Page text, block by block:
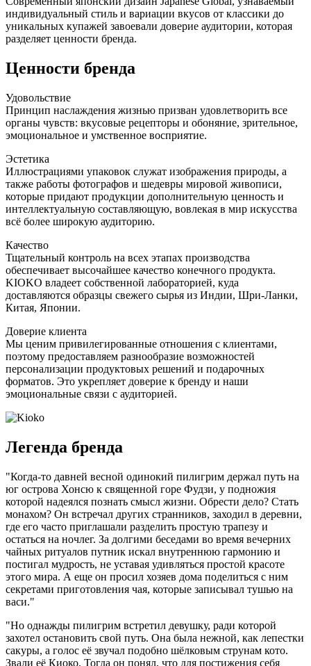
индивидуальный стиль и вариации вкусов от классики до
уникальных купажей завоевали доверие аудитории, которая
разделяет ценности бренда.
Ценности бренда
Удовольствие
Принцип наслаждения жизнью призван удовлетворить все
органы чувств: вкусовые рецепторы и обоняние, зрительное,
эмоциональное и умственное восприятие.
Эстетика
Иллюстрациями упаковок служат изображения природы, а
также работы фотографов и шедевры мировой живописи,
которые придают продукции дополнительную ценность и
интеллектуальную составляющую, вовлекая в мир искусства
всё более широкую аудиторию.
Качество
Тщательный контроль на всех этапах производства
обеспечивает высочайшее качество конечного продукта.
KIOKO владеет собственной лабораторией, куда
доставляются образцы свежего сырья из Индии, Шри-Ланки,
Китая, Японии.
Доверие клиента
Мы ценим привилегированные отношения с клиентами,
поэтому предоставляем разнообразие возможностей
персонализации продуктовых решений и подарочных
форматов. Это укрепляет доверие к бренду и наши
эмоциональные связи с аудиторией.
Легенда бренда
"Когда-то давней весной одинокий пилигрим держал путь на
юг острова Хонсю к священной горе Фудзи, у подножия
которой надеялся познать смысл жизни. Обрести дело? Стать
монахом? Он встречал других странников, заходил в деревни,
где его часто приглашали разделить простую трапезу и
остаться на ночлег. За долгими беседами во время вечерних
чайных ритуалов путник искал внутреннюю гармонию и
постигал мудрость, не уставая удивляться простой красоте
этого мира. А еще он просил хозяев дома поделиться с ним
секретами приготовления чая, которые записывал тушью на
васи."
"Но однажды пилигрим встретил девушку, ради которой
захотел остановить свой путь. Она была нежной, как лепестки
сакуры, а голос её звучал подобно шёлковым струнам кото.
Звали её Киоко. Тогда он понял, что для постижения себя